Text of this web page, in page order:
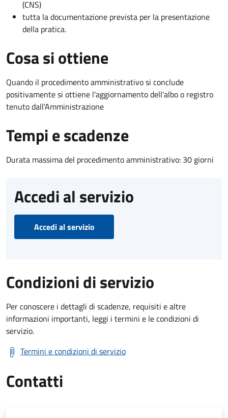
(CNS)
tutta la documentazione prevista per la presentazione
della pratica.
Cosa si ottiene
Quando il procedimento amministrativo si conclude
positivamente si ottiene l'aggiornamento dell'albo o registro
tenuto dall'Amministrazione
Tempi e scadenze
Durata massima del procedimento amministrativo: 30 giorni
Accedi al servizio
Accedi al servizio
Condizioni di servizio
Per conoscere i dettagli di scadenze, requisiti e altre
informazioni importanti, leggi i termini e le condizioni di
servizio.
Termini e condizioni di servizio
Contatti